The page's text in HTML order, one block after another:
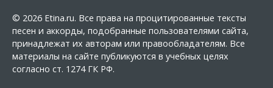
© 2026 Etina.ru. Все права на процитированные тексты
песен и аккорды, подобранные пользователями сайта,
принадлежат их авторам или правообладателям. Все
материалы на сайте публикуются в учебных целях
согласно ст. 1274 ГК РФ.